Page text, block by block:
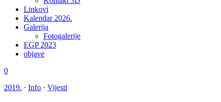
Linkovi
Kalendar 2026.
Galerija
Fotogalerije
EGP 2023
objave
0
2019. · Info · Vijesti